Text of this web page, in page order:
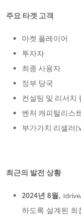
주요 타겟 고객
마켓 플레이어
투자자
최종 사용자
정부 당국
컨설팅 및 리서치
벤처 캐피털리스
부가가치 리셀러
최근의 발전 상황
2024년 8월,
하도록 설계된 최